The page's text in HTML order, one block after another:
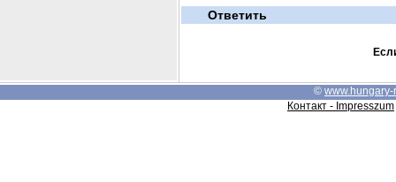
Ответить
© www.hungary-
Контакт - Impresszum